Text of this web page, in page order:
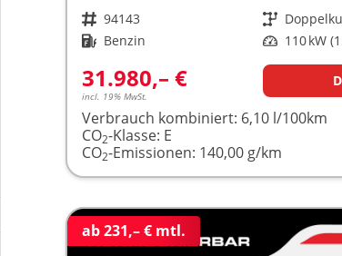
Fahrzeugnr. 94143 Getriebe
Kraftstoff Benzin Leistung 110 kW
31.980,– €
incl. 19% MwSt.
Verbrauch kombiniert: 6,10 l/100km
CO2-Klasse: E
CO2-Emissionen: 140,00 g/km
ab 231,– € mtl.